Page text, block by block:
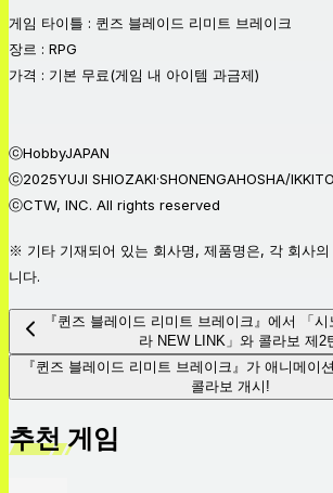
게임 타이틀 : 퀸즈 블레이드 리미트 브레이크
장르 : RPG
가격 : 기본 무료(게임 내 아이템 과금제)
ⓒHobbyJAPAN
ⓒ2025YUJI SHIOZAKI·SHONENGAHOSHA/
ⓒCTW, INC. All rights reserved
※ 기타 기재되어 있는 회사명, 제품명은, 각 회사의
니다.
『퀸즈 블레이드 리미트 브레이크』에서 「
라 NEW LINK」와 콜라보 제2
『퀸즈 블레이드 리미트 브레이크』가 애니메이
콜라보 개시!
추천 게임